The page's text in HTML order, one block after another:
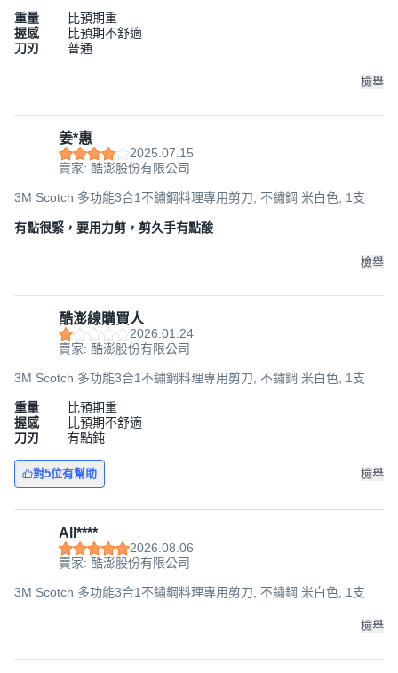
重量
比預期重
握感
比預期不舒適
刀刃
普通
檢舉
姜*惠
2025.07.15
賣家: 酷澎股份有限公司
3M Scotch 多功能3合1不鏽鋼料理專用剪刀, 不鏽鋼 米白色, 1支
有點很緊，要用力剪，剪久手有點酸
檢舉
酷澎線購買人
2026.01.24
賣家: 酷澎股份有限公司
3M Scotch 多功能3合1不鏽鋼料理專用剪刀, 不鏽鋼 米白色, 1支
重量
比預期重
握感
比預期不舒適
刀刃
有點鈍
對5位有幫助 檢舉
All****
2026.08.06
賣家: 酷澎股份有限公司
3M Scotch 多功能3合1不鏽鋼料理專用剪刀, 不鏽鋼 米白色, 1支
檢舉